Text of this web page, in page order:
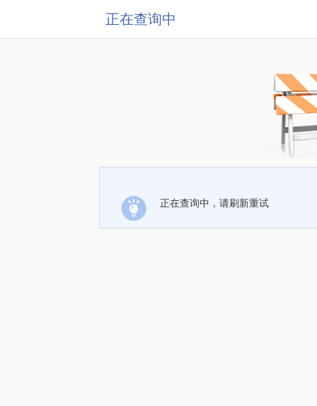
正在查询中
正在查询中，请刷新重试